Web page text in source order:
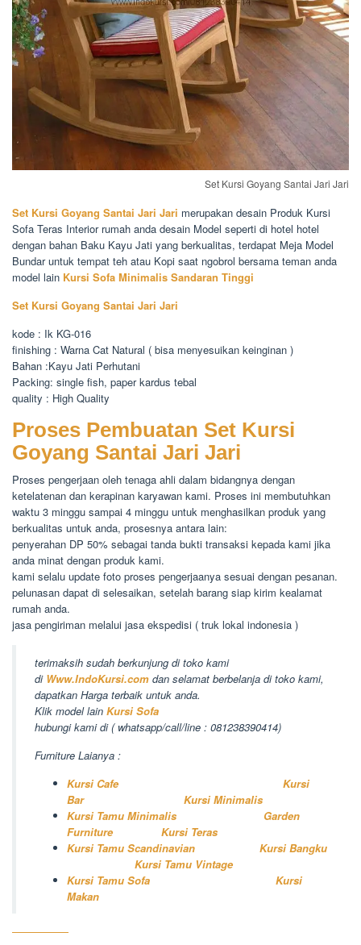
Set Kursi Goyang Santai Jari Jari
Set Kursi Goyang Santai Jari Jari merupakan desain Produk Kursi
Sofa Teras Interior rumah anda desain Model seperti di hotel hotel
dengan bahan Baku Kayu Jati yang berkualitas, terdapat Meja Model
Bundar untuk tempat teh atau Kopi saat ngobrol bersama teman anda
model lain Kursi Sofa Minimalis Sandaran Tinggi
Set Kursi Goyang Santai Jari Jari
kode : Ik KG-016
finishing : Warna Cat Natural ( bisa menyesuikan keinginan )
Bahan :Kayu Jati Perhutani
Packing: single fish, paper kardus tebal
quality : High Quality
Proses Pembuatan Set Kursi
Goyang Santai Jari Jari
Proses pengerjaan oleh tenaga ahli dalam bidangnya dengan
ketelatenan dan kerapinan karyawan kami. Proses ini membutuhkan
waktu 3 minggu sampai 4 minggu untuk menghasilkan produk yang
berkualitas untuk anda, prosesnya antara lain:
penyerahan DP 50% sebagai tanda bukti transaksi kepada kami jika
anda minat dengan produk kami.
kami selalu update foto proses pengerjaanya sesuai dengan pesanan.
pelunasan dapat di selesaikan, setelah barang siap kirim kealamat
rumah anda.
jasa pengiriman melalui jasa ekspedisi ( truk lokal indonesia )
terimaksih sudah berkunjung di toko kami
di Www.IndoKursi.com dan selamat berbelanja di toko kami,
dapatkan Harga terbaik untuk anda.
Klik model lain Kursi Sofa
hubungi kami di ( whatsapp/call/line : 081238390414)
Furniture Laianya :
Kursi Cafe
Kursi
Bar
Kursi Minimalis
Kursi Tamu Minimalis
Garden
Furniture
Kursi Teras
Kursi Tamu Scandinavian
Kursi Bangku
Kursi Tamu Vintage
Kursi Tamu Sofa
Kursi
Makan